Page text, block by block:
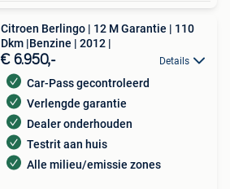
Citroen Berlingo | 12 M Garantie | 110
Dkm |Benzine | 2012 |
€ 6.950,- Details
Car-Pass gecontroleerd
Verlengde garantie
Dealer onderhouden
Testrit aan huis
Alle milieu/emissie zones